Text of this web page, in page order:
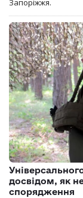
Запоріжжя.
досвідом, як
спорядження